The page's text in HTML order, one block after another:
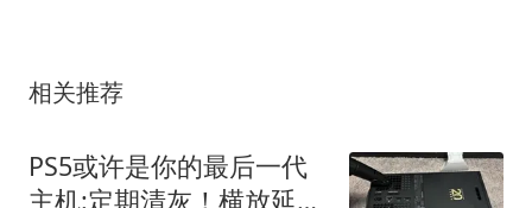
相关推荐
PS5或许是你的最后一代
主机:定期清灰！横放延长